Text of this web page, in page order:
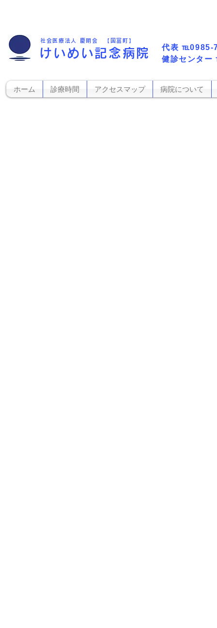
​健診センター
社会医療法人 慶明会 【国富町】
けいめい記念病院 代表​ ℡0985-
ホーム 診療時間 アクセスマップ 病院について